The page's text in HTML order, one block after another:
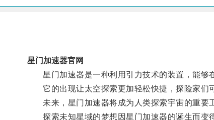
星门加速器官网
星门加速器是一种利用引力技术的装置，能够
它的出现让太空探索更加轻松快捷，探险家们
未来，星门加速器将成为人类探索宇宙的重要
探索未知星域的梦想因星门加速器的诞生而变